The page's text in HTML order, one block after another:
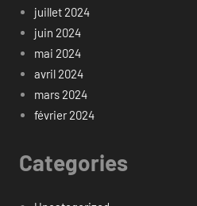
juillet 2024
juin 2024
mai 2024
avril 2024
mars 2024
février 2024
Categories